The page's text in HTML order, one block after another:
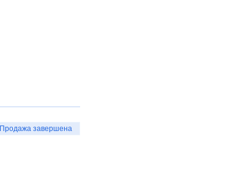
Продажа завершена